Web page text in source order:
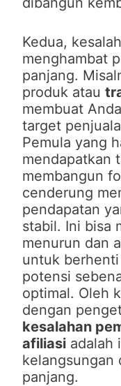
Kedua,
menghambat
panjang.
produk atau
membuat
target
Pemula yang
mendapatkan
membangun
cenderung
pendapatan
stabil. Ini bisa
menurun dan
untuk
potensi
optimal. Oleh
dengan
kesalahan
afiliasi adalah
kelangsungan
panjang.